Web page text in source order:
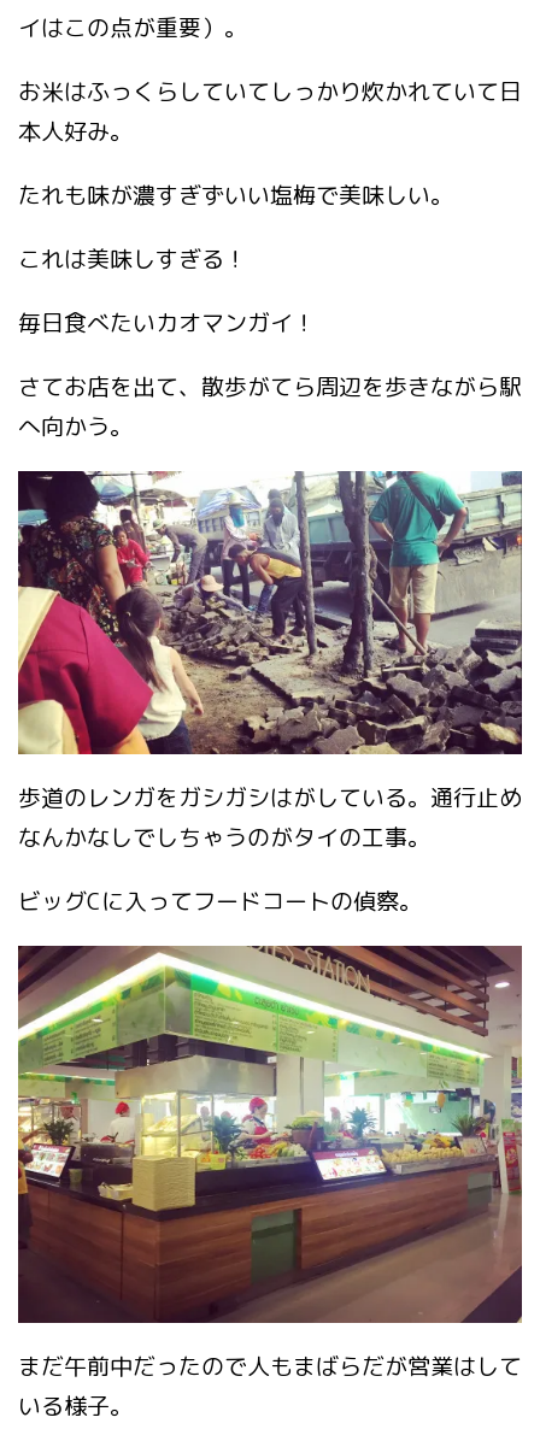
イはこの点が重要）。
お米はふっくらしていてしっかり炊かれていて日
本人好み。
たれも味が濃すぎずいい塩梅で美味しい。
これは美味しすぎる！
毎日食べたいカオマンガイ！
さてお店を出て、散歩がてら周辺を歩きながら駅
へ向かう。
歩道のレンガをガシガシはがしている。通行止め
なんかなしでしちゃうのがタイの工事。
ビッグCに入ってフードコートの偵察。
まだ午前中だったので人もまばらだが営業はして
いる様子。